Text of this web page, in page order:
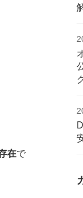
在で